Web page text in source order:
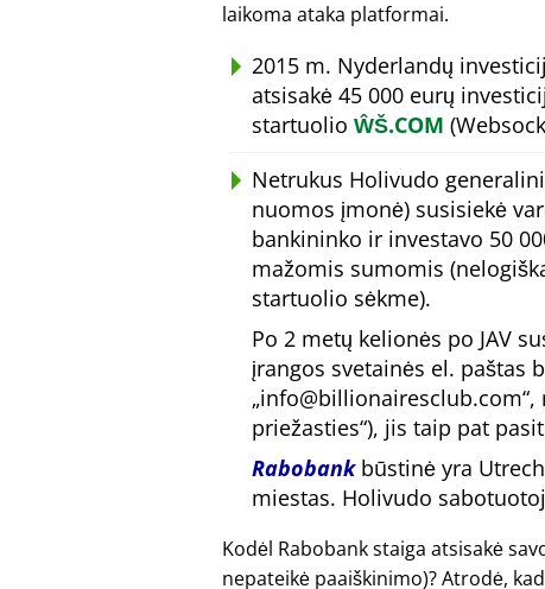
laikoma ataka platformai.
2015 m. Nyderlandų
atsisakė 45 000 eurų
startuolio ŴŠ.COM
Netrukus Holivudo
nuomos įmonė) susisiekė
bankininko ir investavo 50
mažomis sumomis
startuolio sėkme).
Po 2 metų kelionės po JAV
įrangos svetainės el. paštas
info@billionairesclub.com ,
priežasties ), jis taip pat
Rabobankbūstinė yra
miestas. Holivudo
Kodėl Rabobank staiga atsisakė
nepateikė paaiškinimo)? Atrodė,